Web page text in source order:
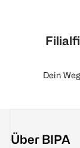
Dein
Über BIPA